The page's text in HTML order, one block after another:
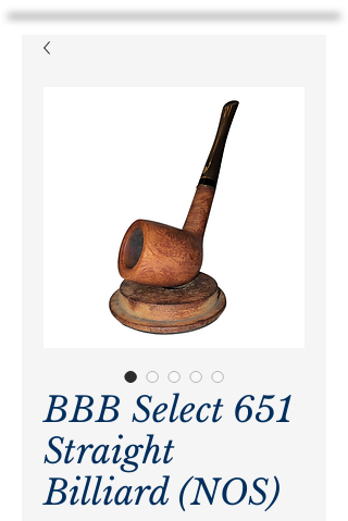
BBB Select 651
Straight
Billiard (NOS)